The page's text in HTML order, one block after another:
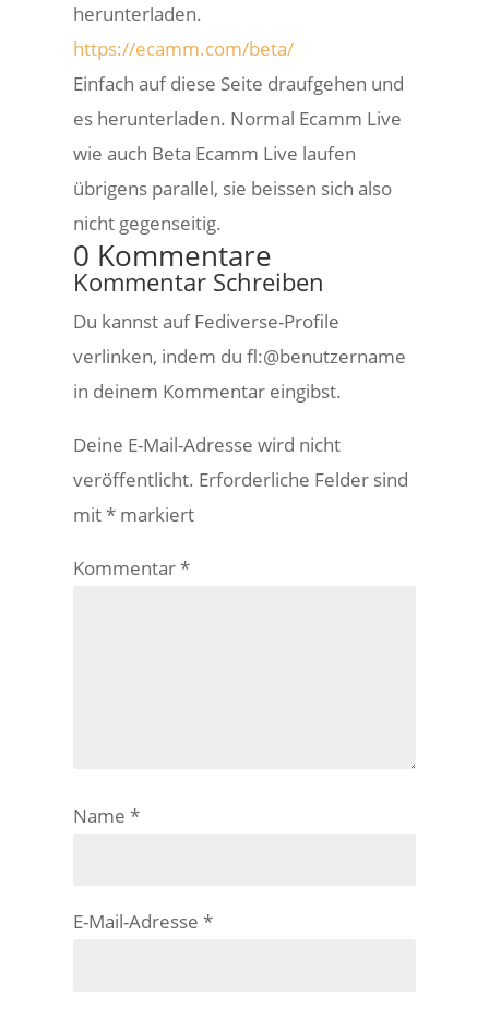
herunterladen.
https://ecamm.com/beta/
Einfach auf diese Seite draufgehen und
es herunterladen. Normal Ecamm Live
wie auch Beta Ecamm Live laufen
übrigens parallel, sie beissen sich also
nicht gegenseitig.
0 Kommentare
Kommentar Schreiben
Du kannst auf Fediverse-Profile
verlinken, indem du fl:@benutzername
in deinem Kommentar eingibst.
Deine E-Mail-Adresse wird nicht
veröffentlicht. Erforderliche Felder sind
mit* markiert
Kommentar*
Name*
E-Mail-Adresse*